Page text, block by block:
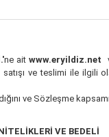
ne aitwww.eryildiz.net
ve teslimi ile ilgili
ve Sözleşme
VE BEDELİ